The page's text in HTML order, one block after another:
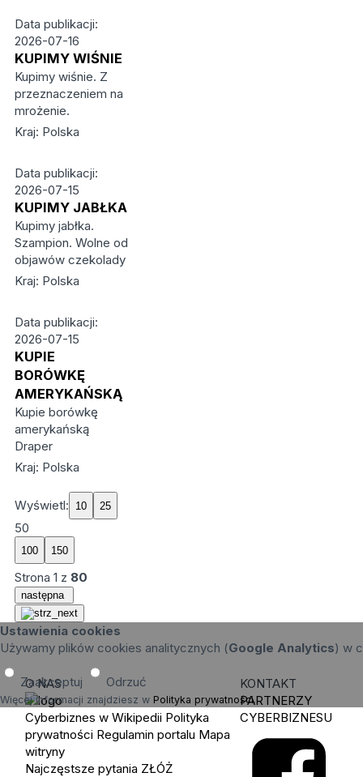
Data publikacji:
2026-07-16
KUPIMY WIŚNIE
Kupimy wiśnie. Z
przeznaczeniem na
mrożenie.
Kraj: Polska
Data publikacji:
2026-07-15
KUPIMY JABŁKA
Kupimy jabłka.
Szampion. Wolne od
objawów czekolady
Kraj: Polska
Data publikacji:
2026-07-15
KUPIE
BORÓWKĘ
AMERYKAŃSKĄ
Kupie borówkę
amerykańską
Draper
Kraj: Polska
Wyświetl:
50
Strona 1 z 80
następna
Ustawienia cookies
Używamy plików cookies analitycznych (Google Analytics) w
Zaakceptuj Odrzuć
Więcej informacji znajdziesz w Polityka prywatności.
O NAS
Cyberbiznes w Wikipedii Polityka
prywatności Regulamin portalu Mapa
witryny
Najczęstsze pytania ZŁÓŻ
KONTAKT
PARTNERZY
CYBERBIZNESU